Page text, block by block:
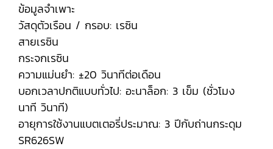
ข้อมูลจำเพาะ
วัสดุตัวเรือน / กรอบ: เรซิน
สายเรซิน
กระจกเรซิน
ความแม่นยำ: ±20 วินาทีต่อเดือน
บอกเวลาปกติแบบทั่วไป: อะนาล็อก: 3 เข็ม (ชั่วโมง
นาที วินาที)
อายุการใช้งานแบตเตอรี่ประมาณ: 3 ปีกับถ่านกระดุม
SR626SW